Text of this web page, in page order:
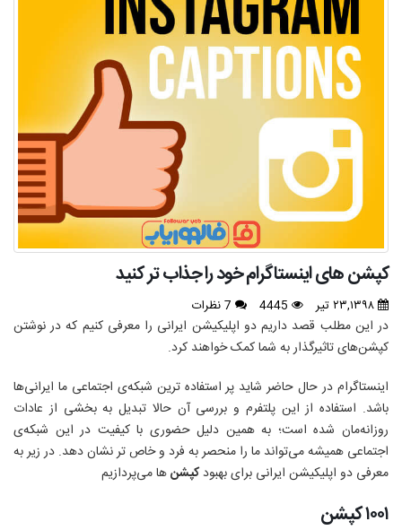
کپشن های اینستاگرام خود را جذاب تر کنید
در این مطلب قصد داریم دو اپلیکیشن ایرانی را معرفی کنیم که در نوشتن
کپشن‌های تاثیرگذار به شما کمک خواهند کرد.
اینستاگرام در حال حاضر شاید پر استفاده ترین شبکه‌ی اجتماعی ما ایرانی‌ها
باشد. استفاده از این پلتفرم و بررسی آن حالا تبدیل به بخشی از عادات
روزانه‌مان شده است؛ به همین دلیل حضوری با کیفیت در این شبکه‌ی
اجتماعی همیشه می‌تواند ما را منحصر به فرد و خاص تر نشان دهد. در زیر به
معرفی دو اپلیکیشن ایرانی برای بهبودکپشنها می‌پردازیم
۱۰۰۱ کپشن